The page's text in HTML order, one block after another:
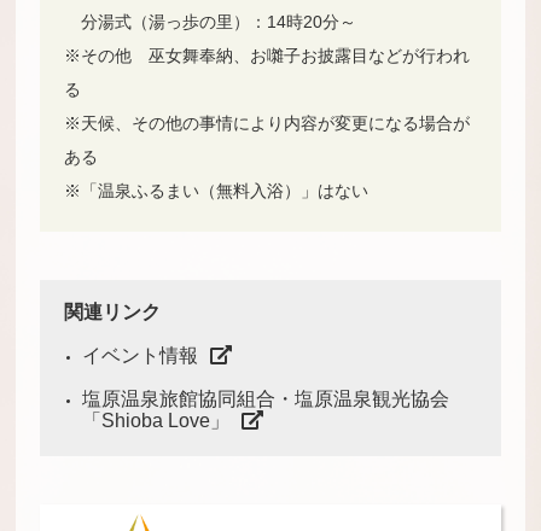
分湯式（湯っ歩の里）：14時20分～
※その他 巫女舞奉納、お囃子お披露目などが行われ
る
※天候、その他の事情により内容が変更になる場合が
ある
※「温泉ふるまい（無料入浴）」はない
関連リンク
イベント情報
塩原温泉旅館協同組合・塩原温泉観光協会
「Shioba Love」